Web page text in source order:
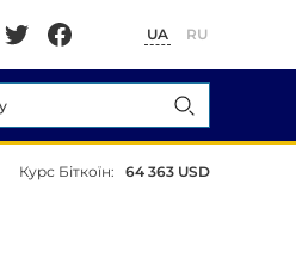
UA RU
Курс Біткоїн: 64 363 USD